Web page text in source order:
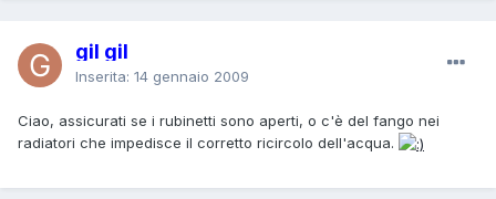
gil gil
Inserita: 14 gennaio 2009
Ciao, assicurati se i rubinetti sono aperti, o c'è del fango nei
radiatori che impedisce il corretto ricircolo dell'acqua.